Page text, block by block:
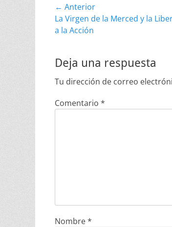
Navegación
de
← Anterior
Entrada
anterior:
La Virgen de la Merced y la
a la Acción
Deja una respuesta
Tu dirección de correo
Comentario *
Nombre*